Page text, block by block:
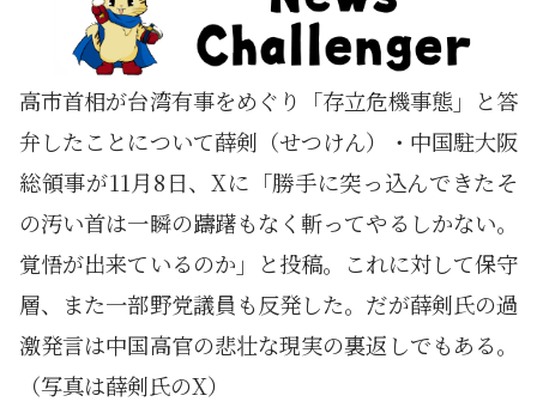
高市首相が台湾有事をめぐり「存立危機事態」と答
弁したことについて薛剣（せつけん）・中国駐大阪
総領事が11月8日、Xに「勝手に突っ込んできたそ
の汚い首は一瞬の躊躇もなく斬ってやるしかない。
覚悟が出来ているのか」と投稿。これに対して保守
層、また一部野党議員も反発した。だが薛剣氏の過
激発言は中国高官の悲壮な現実の裏返しでもある。
（写真は薛剣氏のX）